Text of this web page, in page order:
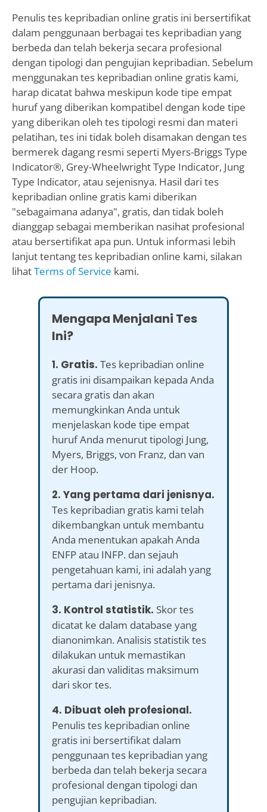
Penulis tes kepribadian online gratis ini bersertifikat
dalam penggunaan berbagai tes kepribadian yang
berbeda dan telah bekerja secara profesional
dengan tipologi dan pengujian kepribadian. Sebelum
menggunakan tes kepribadian online gratis kami,
harap dicatat bahwa meskipun kode tipe empat
huruf yang diberikan kompatibel dengan kode tipe
yang diberikan oleh tes tipologi resmi dan materi
pelatihan, tes ini tidak boleh disamakan dengan tes
bermerek dagang resmi seperti Myers-Briggs Type
Indicator®, Grey-Wheelwright Type Indicator, Jung
Type Indicator, atau sejenisnya. Hasil dari tes
kepribadian online gratis kami diberikan
"sebagaimana adanya", gratis, dan tidak boleh
dianggap sebagai memberikan nasihat profesional
atau bersertifikat apa pun. Untuk informasi lebih
lanjut tentang tes kepribadian online kami, silakan
lihatTerms of Service kami.
Mengapa Menjalani Tes
Ini?
1. Gratis. Tes kepribadian online
gratis ini disampaikan kepada Anda
secara gratis dan akan
memungkinkan Anda untuk
menjelaskan kode tipe empat
huruf Anda menurut tipologi Jung,
Myers, Briggs, von Franz, dan van
der Hoop.
2. Yang pertama dari jenisnya.
Tes kepribadian gratis kami telah
dikembangkan untuk membantu
Anda menentukan apakah Anda
ENFP atau INFP. dan sejauh
pengetahuan kami, ini adalah yang
pertama dari jenisnya.
3. Kontrol statistik. Skor tes
dicatat ke dalam database yang
dianonimkan. Analisis statistik tes
dilakukan untuk memastikan
akurasi dan validitas maksimum
dari skor tes.
4. Dibuat oleh profesional.
Penulis tes kepribadian online
gratis ini bersertifikat dalam
penggunaan tes kepribadian yang
berbeda dan telah bekerja secara
profesional dengan tipologi dan
pengujian kepribadian.